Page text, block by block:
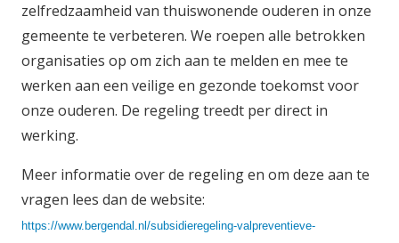
zelfredzaamheid van thuiswonende ouderen in onze
gemeente te verbeteren. We roepen alle betrokken
organisaties op om zich aan te melden en mee te
werken aan een veilige en gezonde toekomst voor
onze ouderen. De regeling treedt per direct in
werking.
Meer informatie over de regeling en om deze aan te
vragen lees dan de website:
https://www.bergendal.nl/subsidieregeling-valpreventieve-